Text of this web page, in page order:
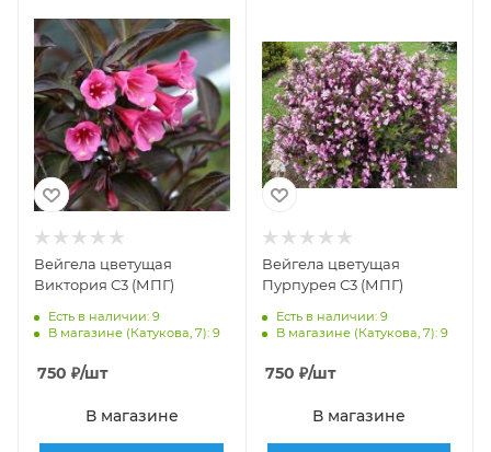
Вейгела цветущая
Виктория С3 (МПГ)
Есть в наличии: 9
В магазине (Катукова, 7): 9
750 ₽/шт
В магазине
Вейгела цветущая
Пурпурея С3 (МПГ)
Есть в наличии: 9
В магазине (Катукова, 7): 9
750 ₽/шт
В магазине